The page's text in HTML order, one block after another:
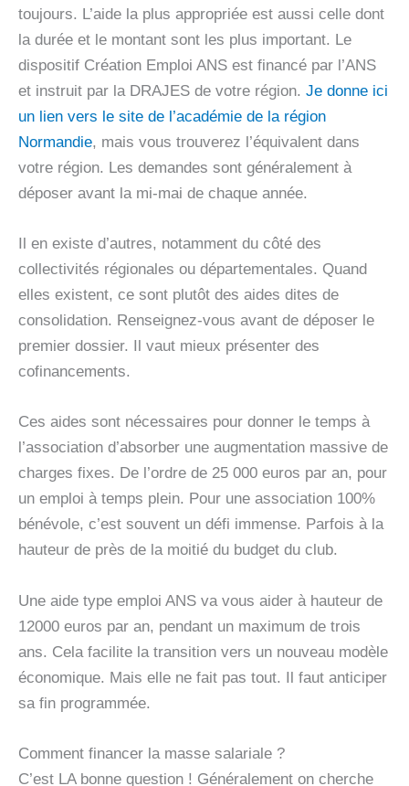
toujours. L’aide la plus appropriée est aussi celle dont
la durée et le montant sont les plus important. Le
dispositif Création Emploi ANS est financé par l’ANS
et instruit par la DRAJES de votre région. Je donne ici
un lien vers le site de l’académie de la région
Normandie, mais vous trouverez l’équivalent dans
votre région. Les demandes sont généralement à
déposer avant la mi-mai de chaque année.
Il en existe d’autres, notamment du côté des
collectivités régionales ou départementales. Quand
elles existent, ce sont plutôt des aides dites de
consolidation. Renseignez-vous avant de déposer le
premier dossier. Il vaut mieux présenter des
cofinancements.
Ces aides sont nécessaires pour donner le temps à
l’association d’absorber une augmentation massive de
charges fixes. De l’ordre de 25 000 euros par an, pour
un emploi à temps plein. Pour une association 100%
bénévole, c’est souvent un défi immense. Parfois à la
hauteur de près de la moitié du budget du club.
Une aide type emploi ANS va vous aider à hauteur de
12000 euros par an, pendant un maximum de trois
ans. Cela facilite la transition vers un nouveau modèle
économique. Mais elle ne fait pas tout. Il faut anticiper
sa fin programmée.
Comment financer la masse salariale ?
C’est LA bonne question ! Généralement on cherche